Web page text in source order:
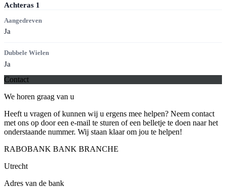
Achteras 1
Aangedreven
Ja
Dubbele Wielen
Ja
Contact
We horen graag van u
Heeft u vragen of kunnen wij u ergens mee helpen? Neem contact
met ons op door een e-mail te sturen of een belletje te doen naar het
onderstaande nummer. Wij staan klaar om jou te helpen!
RABOBANK BANK BRANCHE
Utrecht
Adres van de bank